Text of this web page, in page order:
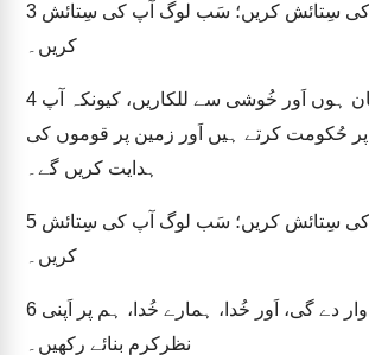
3
کریں۔
4
حُکومت کرتے ہیں اَور زمین پر قوموں کی
ہدایت کریں گے۔
5
کریں۔
6
نظرِکرم بنائے رکھیں۔